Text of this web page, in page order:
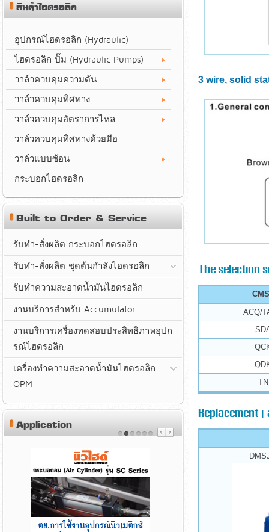
3 wire, solid
The selection
ACQ/
TN
Replacement |
สินค้าไฮดรอลิก
อุปกรณ์ไฮดรอลิก (Hydraulic)
ไฮดรอลิก ปั๊ม (Hydraulic Pumps)
วาล์วควบคุมความดัน
วาล์วควบคุมทิศทาง
วาล์วควบคุมอัตราการไหล
วาล์วควบคุมทิศทางด้วยมือ
วาล์วแบบซ้อน
กระบอกไฮดรอลิก
Built to Order & Service
รับทำ-สั่งผลิต กระบอกไฮดรอลิก
รับทำ-สั่งผลิต ชุดต้นกำลังไฮดรอลิก
รับทำความสะอาดน้ำมันไฮดรอลิก
งานบริการสำหรับ Accumulator
งานบริการเครื่องทดสอบประสิทธิภาพอุปก
รณ์ไฮดรอลิก
เครื่องทำความสะอาดน้ำมันไฮดรอลิก
OPM
Application